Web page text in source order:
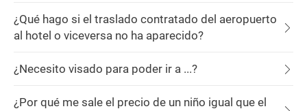
¿Qué hago si el traslado contratado del aeropuerto
al hotel o viceversa no ha aparecido?
¿Necesito visado para poder ir a ...?
¿Por qué me sale el precio de un niño igual que el